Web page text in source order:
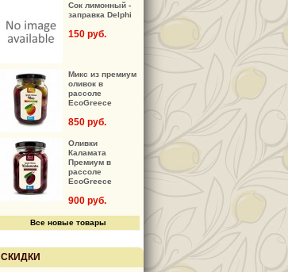
Сок лимонный -
заправка Delphi
150 руб.
Микс из премиум
оливок в
рассоле
EcoGreece
850 руб.
Оливки
Каламата
Премиум в
рассоле
EcoGreece
900 руб.
Все новые товары
СКИДКИ